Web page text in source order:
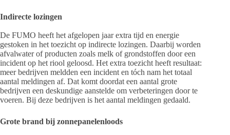
Indirecte lozingen
De FUMO heeft het afgelopen jaar extra tijd en energie
gestoken in het toezicht op indirecte lozingen. Daarbij worden
afvalwater of producten zoals melk of grondstoffen door een
incident op het riool geloosd. Het extra toezicht heeft resultaat:
meer bedrijven meldden een incident en tóch nam het totaal
aantal meldingen af. Dat komt doordat een aantal grote
bedrijven een deskundige aanstelde om verbeteringen door te
voeren. Bij deze bedrijven is het aantal meldingen gedaald.
Grote brand bij zonnepanelenloods